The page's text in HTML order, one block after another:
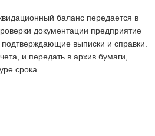
баланс передается в
документации предприятие
выписки и справки.
и передать в архив бумаги,
срока.